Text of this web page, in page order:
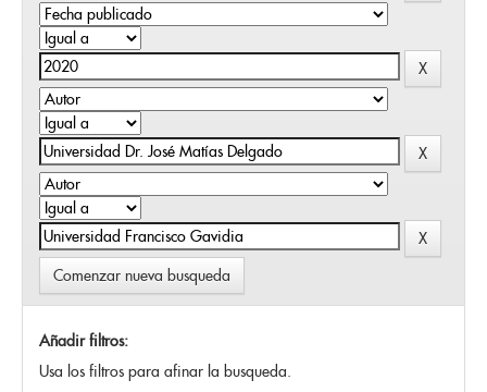
Comenzar nueva busqueda
Añadir filtros:
Usa los filtros para afinar la busqueda.